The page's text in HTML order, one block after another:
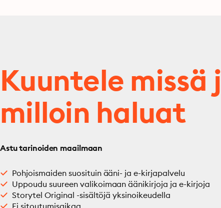
Kuuntele missä
milloin haluat
Astu tarinoiden maailmaan
Pohjoismaiden suosituin ääni- ja e-kirjapalvelu
Uppoudu suureen valikoimaan äänikirjoja ja e-kirjoja
Storytel Original -sisältöjä yksinoikeudella
Ei sitoutumisaikaa